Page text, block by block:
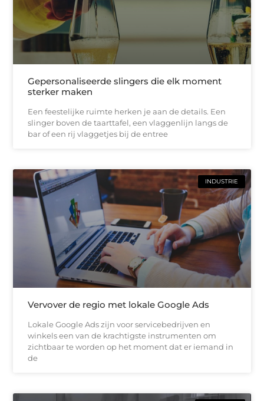
Gepersonaliseerde slingers die elk moment
sterker maken
Een feestelijke ruimte herken je aan de details. Een
slinger boven de taarttafel, een vlaggenlijn langs de
bar of een rij vlaggetjes bij de entree
INDUSTRIE
Vervover de regio met lokale Google Ads
Lokale Google Ads zijn voor servicebedrijven en
winkels een van de krachtigste instrumenten om
zichtbaar te worden op het moment dat er iemand in
de